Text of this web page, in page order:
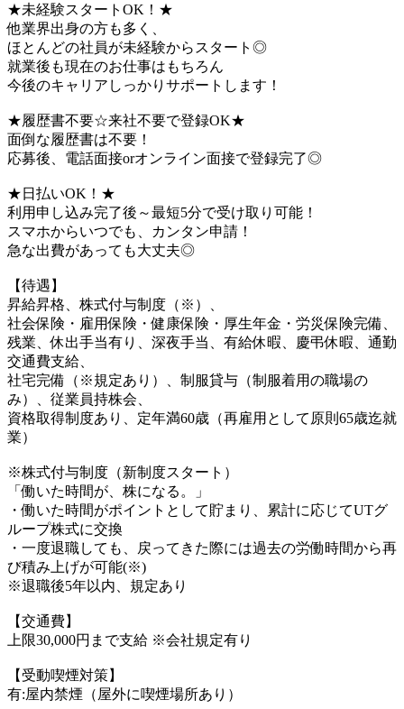
★未経験スタートOK！★
他業界出身の方も多く、
ほとんどの社員が未経験からスタート◎
就業後も現在のお仕事はもちろん
今後のキャリアしっかりサポートします！
★履歴書不要☆来社不要で登録OK★
面倒な履歴書は不要！
応募後、電話面接orオンライン面接で登録完了◎
★日払いOK！★
利用申し込み完了後～最短5分で受け取り可能！
スマホからいつでも、カンタン申請！
急な出費があっても大丈夫◎
【待遇】
昇給昇格、株式付与制度（※）、
社会保険・雇用保険・健康保険・厚生年金・労災保険完備、
残業、休出手当有り、深夜手当、有給休暇、慶弔休暇、通勤
交通費支給、
社宅完備（※規定あり）、制服貸与（制服着用の職場の
み）、従業員持株会、
資格取得制度あり、定年満60歳（再雇用として原則65歳迄就
業）
※株式付与制度（新制度スタート）
「働いた時間が、株になる。」
・働いた時間がポイントとして貯まり、累計に応じてUTグ
ループ株式に交換
・一度退職しても、戻ってきた際には過去の労働時間から再
び積み上げが可能(※)
※退職後5年以内、規定あり
【交通費】
上限30,000円まで支給 ※会社規定有り
【受動喫煙対策】
有:屋内禁煙（屋外に喫煙場所あり）